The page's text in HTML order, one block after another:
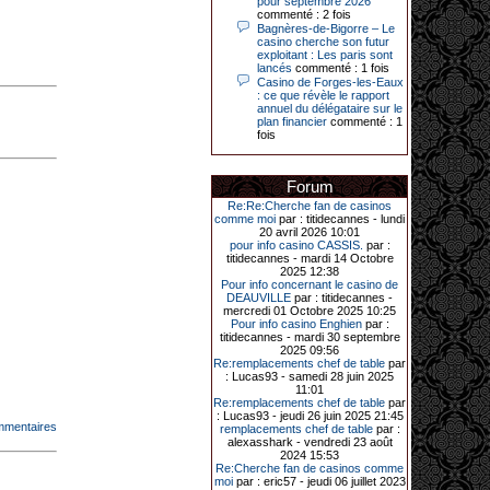
31-03-2026|
Série de jackpots au casino JOA de
Gujan-Mestras : ce mois de mars a
été fructueux pour quelques
joueurs. D’abord avec 44 207 euros
remportés le dimanche 22 mars sur
une machine à sous pour une mise
jours plus tard, le vendredi 27 mars,
un joueur a décroché 12 086 euros
sur une autre machine à sous.
Enfin, troisième et dernier jackpot,
record cette fois-ci, le samedi 28
mars dernier. Quelque 111 322
euros ont été remportés sur la table
d’Ultimate Texas Hold’em Poker,
grâce à une mise de 5 euros sur la
case bonus et une quinte flush
royale. Ces gains ont été annoncés
dans un communiqué diffusé par le
casino ce lundi 30 mars en soirée.
11-01-2026|
Dimanche 11 janvier, en soirée, une
cliente retraitée de 78 ans, habitant
Trémuson, a eu l’énorme surprise
de décrocher un méga jackpot.
commenté : 2 fois
Bagnères-de-Bigorre – Le
casino cherche son futur
exploitant : Les paris sont
lancés commenté : 1 fois
Casino de Forges-les-Eaux
: ce que révèle le rapport
annuel du délégataire sur le
plan financier commenté : 1
fois
Forum
Re:Re:Cherche fan de casinos
comme moi par : titidecannes - lundi
20 avril 2026 10:01
pour info casino CASSIS. par :
titidecannes - mardi 14 Octobre
2025 12:38
Pour info concernant le casino de
DEAUVILLE par : titidecannes -
mercredi 01 Octobre 2025 10:25
Pour info casino Enghienpar :
titidecannes - mardi 30 septembre
2025 09:56
Re:remplacements chef de table par
: Lucas93 - samedi 28 juin 2025
11:01
Re:remplacements chef de table par
: Lucas93 - jeudi 26 juin 2025 21:45
remplacements chef de tablepar :
alexasshark - vendredi 23 août
2024 15:53
Re:Cherche fan de casinos comme
moipar : eric57 - jeudi 06 juillet 2023